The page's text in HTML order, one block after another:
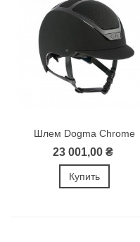
Шлем Dogma Chrome
Light от Kask
23 001,00 ₴
Купить